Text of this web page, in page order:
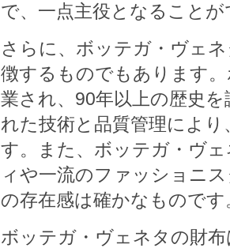
で、一点主役となること
さらに、ボッテガ・ヴェ
徴するものでもあります
業され、90年以上の歴史
れた技術と品質管理によ
す。また、ボッテガ・ヴ
ィや一流のファッショニ
の存在感は確かなものです
ボッテガ・ヴェネタの財